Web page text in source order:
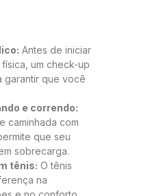
Antes de iniciar
um check-up
garantir que você
e correndo:
caminhada com
que seu
sobrecarga.
tênis: O tênis
na